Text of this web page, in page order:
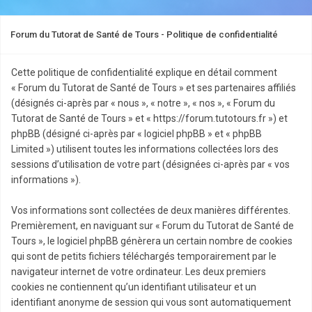
Forum du Tutorat de Santé de Tours - Politique de confidentialité
Cette politique de confidentialité explique en détail comment
« Forum du Tutorat de Santé de Tours » et ses partenaires affiliés
(désignés ci-après par « nous », « notre », « nos », « Forum du
Tutorat de Santé de Tours » et « https://forum.tutotours.fr ») et
phpBB (désigné ci-après par « logiciel phpBB » et « phpBB
Limited ») utilisent toutes les informations collectées lors des
sessions d’utilisation de votre part (désignées ci-après par « vos
informations »).
Vos informations sont collectées de deux manières différentes.
Premièrement, en naviguant sur « Forum du Tutorat de Santé de
Tours », le logiciel phpBB génèrera un certain nombre de cookies
qui sont de petits fichiers téléchargés temporairement par le
navigateur internet de votre ordinateur. Les deux premiers
cookies ne contiennent qu’un identifiant utilisateur et un
identifiant anonyme de session qui vous sont automatiquement